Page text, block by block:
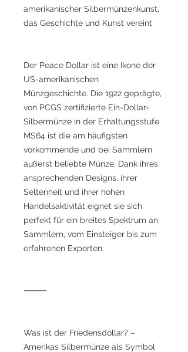
amerikanischer Silbermünzenkunst,
das Geschichte und Kunst vereint
Der Peace Dollar ist eine Ikone der
US-amerikanischen
Münzgeschichte. Die 1922 geprägte,
von PCGS zertifizierte Ein-Dollar-
Silbermünze in der Erhaltungsstufe
MS64 ist die am häufigsten
vorkommende und bei Sammlern
äußerst beliebte Münze. Dank ihres
ansprechenden Designs, ihrer
Seltenheit und ihrer hohen
Handelsaktivität eignet sie sich
perfekt für ein breites Spektrum an
Sammlern, vom Einsteiger bis zum
erfahrenen Experten.
⸻
Was ist der Friedensdollar? –
Amerikas Silbermünze als Symbol